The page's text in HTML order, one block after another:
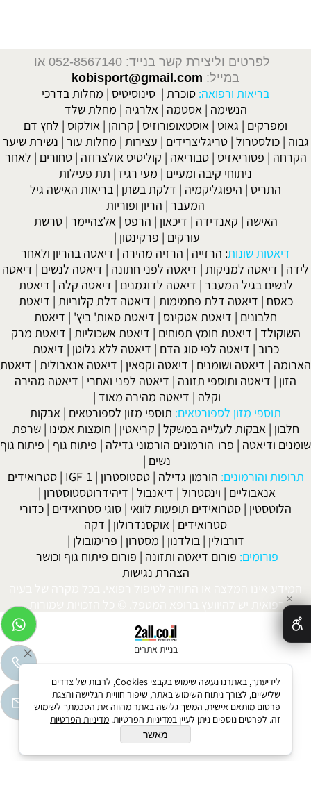
לפרטים וליצירת קשר בנייד: 052-8567140
או
במייל: kobisport@gmail.com
בריאות ורפואה: סוכרת | סינוסיטיס | מחלות בדרכי
הנשימה | אסטמה | אלרגיה | מחלת שלד
ומפרקים | גאוט | אוסטאופורוזיס | קרוהן | אולקוס | לחץ דם
גבוה |כולסטרול |טריגליצרידים | עצירות | מחלות עור | נשירת שיער
הקרחה | פסוריאזיס |סבוריאה | קוליטיס אולצרוזה |טחורים | לאחר
ניתוחי קיבה ומעיים | מעי רגיז | תת פעילות
התריס | היפוגליקמיה | דלקת בשתן | בריאות האישה גיל
המעבר | הריון ופוריות
האישה | קאנדידה | דיכאון | הרפס | אלצהיימר |טרשת
עורקים | פרקינסון |
דיאטות שונות: הרזייה | הרזיה מהירה | דיאטה בהריון ולאחר
לידה | דיאטה למניקות | דיאטה לפני חתונה | דיאטה לנשים | דיאטה
לנשים בגיל המעבר | דיאטה לדוגמנים | דיאטה קלה | דיאטת
כאסח | דיאטה דלת פחמימות | דיאטה דלת קלוריות | דיאטת
חלבונים | דיאטת אטקינס | דיאטת סאות' ביץ' | דיאטת
השוקולד | דיאטת חומץ תפוחים | דיאטת אשכוליות | דיאטת מרק
כרוב | דיאטה לפי סוג הדם | דיאטה ללא גלוטן | דיאטת
הארומה | דיאטה ושומנים | דיאטה וקפאין | דיאטה אנאבולית | דיאטת
הזון | דיאטה ותוספי תזונה | דיאטה לפני ואחרי | דיאטה מהירה
וקלה | דיאטה מהירה מאוד |
תוספי מזון לספורטאים: תוספי מזון לספורטאים | אבקות
חלבון | אבקות לעלייה במשקל | קריאטין | חומצות אמינו |שרפת
שומנים ודיאטה | פרו-הורמונים הורמוני גדילה | פיתוח גוף | פיתוח גוף
נשים |
תרופות והורמונים: הורמון גדילה |טסטוסטרון |
IGF-1
|סטרואידים
אנאבוליים | וינסטרול | דיאנבול | דיהידרוטסטוסטרון |
הלוטסטין | סטרואידים תופעות לוואי | סוגי סטרואידים | כדורי
סטרואידים | אוקסנדרולון | דקה
דורבולין | בולדנון | מסטרון | פרימובולן |
פורומים: פורום דיאטה ותזונה | פורום פיתוח גוף וכושר
הצהרת נגישות
המידע אינו המלצה או התוויה לטיפול רפואי. בכל מקרה של בעיה
רפואית יש להיוועץ ברופא המטפל. © כל הזכויות שמורות.
בניית אתרים
✕
לידיעתך, באתרנו נעשה שימוש בקבצי Cookies, לרבות של צדדים
שלישיים, לצורך ניתוח השימוש באתר, שיפור חוויית הגלישה והצגת
פרסום מותאם אישית. המשך גלישה באתר מהווה את הסכמתך לשימוש
זה. לפרטים נוספים ניתן לעיין במדיניות הפרטיות. מדיניות הפרטיות
מאשר